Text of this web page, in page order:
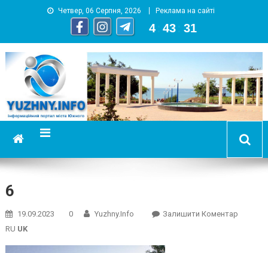
Четвер, 06 Серпня, 2026 Реклама на сайті
4 43 32
YUZHNY.INFO
информационный портал города Южный
6
19.09.2023 0 Yuzhny.info Залишити КоментарOn
RU UK